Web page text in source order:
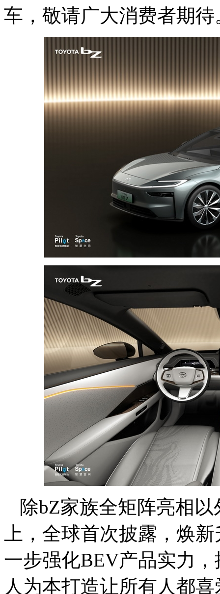
车，敬请广大消费者期待
除bZ家族全矩阵亮相
上，全球首次披露，焕
一步强化BEV产品实力
人为本打造让所有人都